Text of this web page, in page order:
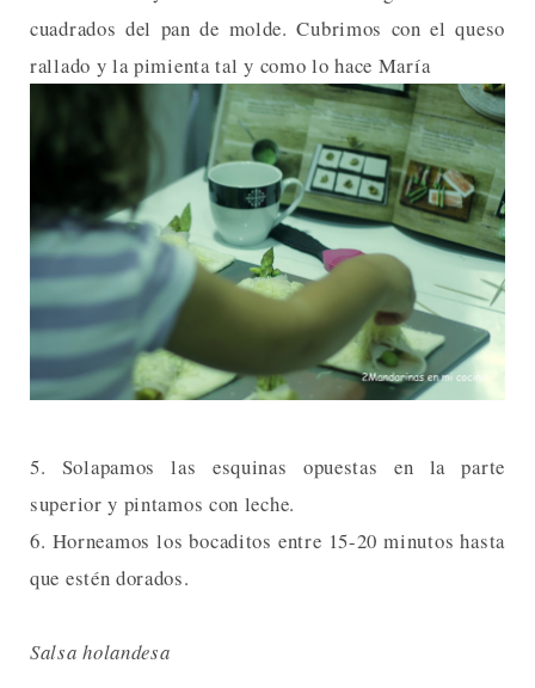
cuadrados del pan de molde. Cubrimos con el queso
rallado y la pimienta tal y como lo hace María
5. Solapamos las esquinas opuestas en la parte
superior y pintamos con leche.
6. Horneamos los bocaditos entre 15-20 minutos hasta
que estén dorados.
Salsa holandesa